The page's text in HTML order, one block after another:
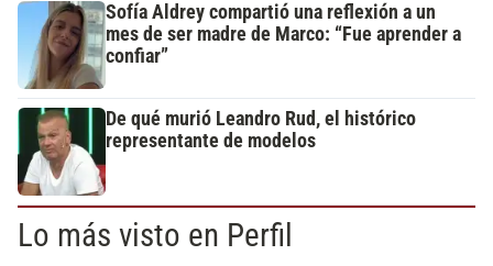
Sofía Aldrey compartió una reflexión a un
mes de ser madre de Marco: “Fue aprender a
confiar”
De qué murió Leandro Rud, el histórico
representante de modelos
Lo más visto en Perfil